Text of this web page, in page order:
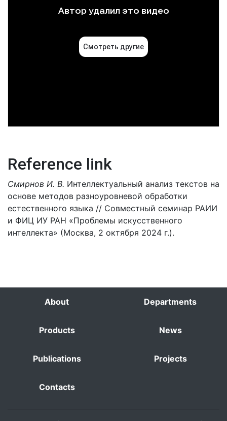
Reference link
Смирнов И. В. Интеллектуальный анализ текстов на
основе методов разноуровневой обработки
естественного языка // Совместный семинар РАИИ
и ФИЦ ИУ РАН «Проблемы искусственного
интеллекта» (Москва, 2 октября 2024 г.).
About Departments
Products News
Publications Projects
Contacts